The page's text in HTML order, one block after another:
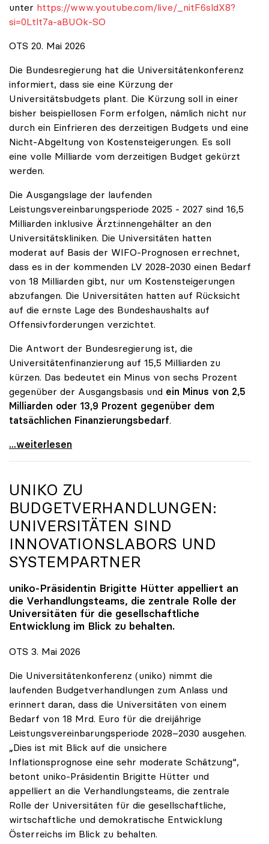
unter https://www.youtube.com/live/_nitF6sldX8?
si=0Ltlt7a-aBUOk-SO
OTS 20. Mai 2026
Die Bundesregierung hat die Universitätenkonferenz
informiert, dass sie eine Kürzung der
Universitätsbudgets plant. Die Kürzung soll in einer
bisher beispiellosen Form erfolgen, nämlich nicht nur
durch ein Einfrieren des derzeitigen Budgets und eine
Nicht-Abgeltung von Kostensteigerungen. Es soll
eine volle Milliarde vom derzeitigen Budget gekürzt
werden.
Die Ausgangslage der laufenden
Leistungsvereinbarungsperiode 2025 - 2027 sind 16,5
Milliarden inklusive Ärzt:innengehälter an den
Universitätskliniken. Die Universitäten hatten
moderat auf Basis der WIFO-Prognosen errechnet,
dass es in der kommenden LV 2028-2030 einen Bedarf
von 18 Milliarden gibt, nur um Kostensteigerungen
abzufangen. Die Universitäten hatten auf Rücksicht
auf die ernste Lage des Bundeshaushalts auf
Offensivforderungen verzichtet.
Die Antwort der Bundesregierung ist, die
Universitätenfinanzierung auf 15,5 Milliarden zu
kürzen. Das bedeutet ein Minus von sechs Prozent
gegenüber der Ausgangsbasis und ein Minus von 2,5
Milliarden oder 13,9 Prozent gegenüber dem
tatsächlichen Finanzierungsbedarf.
\"Österreich ist für die heimischen Universitäten
...weiterlesen
UNIKO ZU
BUDGETVERHANDLUNGEN:
UNIVERSITÄTEN SIND
INNOVATIONSLABORS UND
SYSTEMPARTNER
uniko-Präsidentin Brigitte Hütter appelliert an
die Verhandlungsteams, die zentrale Rolle der
Universitäten für die gesellschaftliche
Entwicklung im Blick zu behalten.
OTS 3. Mai 2026
Die Universitätenkonferenz (uniko) nimmt die
laufenden Budgetverhandlungen zum Anlass und
erinnert daran, dass die Universitäten von einem
Bedarf von 18 Mrd. Euro für die dreijährige
Leistungsvereinbarungsperiode 2028–2030 ausgehen.
„Dies ist mit Blick auf die unsichere
Inflationsprognose eine sehr moderate Schätzung“,
betont uniko-Präsidentin Brigitte Hütter und
appelliert an die Verhandlungsteams, die zentrale
Rolle der Universitäten für die gesellschaftliche,
wirtschaftliche und demokratische Entwicklung
Österreichs im Blick zu behalten.